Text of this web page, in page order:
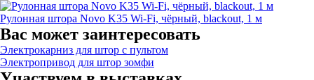
Рулонная штора Novo K35 Wi-Fi, чёрный, blackout, 1 м
Вас может заинтересовать
Электрокарниз для штор с пультом
Электропривод для штор зомфи